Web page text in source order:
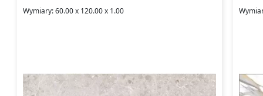
Wymiary: 60.00 x 120.00 x 1.00